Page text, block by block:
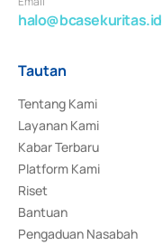
halo@bcasekuritas.id
Tautan
Tentang Kami
Layanan Kami
Kabar Terbaru
Platform Kami
Riset
Bantuan
Pengaduan Nasabah